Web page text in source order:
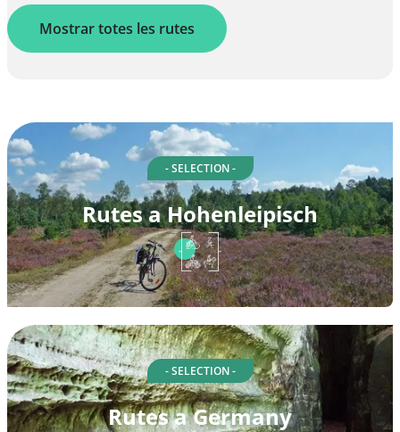
Mostrar totes les rutes
- SELECTION -
Rutes a Hohenleipisch
- SELECTION -
Rutes a Germany